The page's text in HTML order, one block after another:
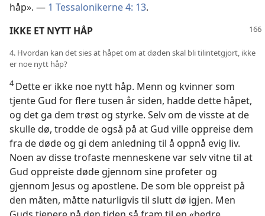
håp». — 1 Tessalonikerne 4: 13.
IKKE ET NYTT HÅP
4. Hvordan kan det sies at håpet om at døden skal bli tilintetgjort, ikke
er noe nytt håp?
4Dette er ikke noe nytt håp. Menn og kvinner som
tjente Gud for flere tusen år siden, hadde dette håpet,
og det ga dem trøst og styrke. Selv om de visste at de
skulle dø, trodde de også på at Gud ville oppreise dem
fra de døde og gi dem anledning til å oppnå evig liv.
Noen av disse trofaste menneskene var selv vitne til at
Gud oppreiste døde gjennom sine profeter og
gjennom Jesus og apostlene. De som ble oppreist på
den måten, måtte naturligvis til slutt dø igjen. Men